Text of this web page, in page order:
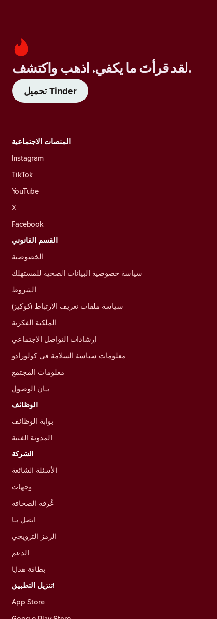
لقد قرأتَ ما يكفي. اذهب واكتشف.
تحميل Tinder
المنصات الاجتماعية
Instagram
TikTok
YouTube
X
Facebook
القسم القانوني
الخصوصية
سياسة خصوصية البيانات الصحية للمستهلك
الشروط
سياسة ملفات تعريف الارتباط (كوكيز)
الملكية الفكرية
إرشادات التواصل الاجتماعي
معلومات سياسة السلامة في كولورادو
معلومات المجتمع
بيان الوصول
الوظائف
بوابة الوظائف
المدونة الفنية
الشركة
الأسئلة الشائعة
وجهات
غُرفة الصحافة
اتصل بنا
الرمز الترويجي
الدعم
بطاقة هدايا
تنزيل التطبيق!
App Store